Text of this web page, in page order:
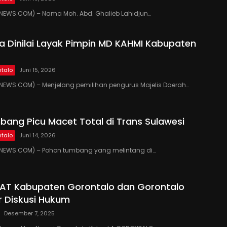
– Nama Moh. Abd. Ghalieb Lahidjun…
Dinilai Layak Pimpin MD KAHMI Kabupaten
Juni 15, 2026
– Menjelang pemilihan pengurus Majelis Daerah…
Picu Macet Total di Trans Sulawesi
Juni 14, 2026
– Pohon tumbang yang melintang di…
Kabupaten Gorontalo dan Gorontalo
Hukum
Desember 7, 2025